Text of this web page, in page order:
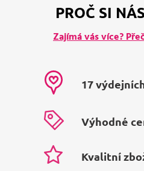
PROČ SI
Zajímá vás více?
17
Výhodné
Kvalitní